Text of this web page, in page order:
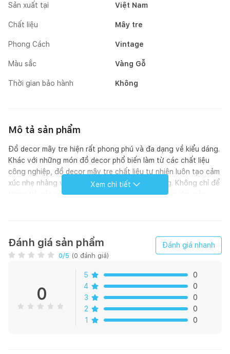
Sản xuất tại Việt Nam
Chất liệu Mây tre
Phong Cách Vintage
Màu sắc Vàng Gỗ
Thời gian bảo hành Không
Mô tả sản phẩm
Đồ decor mây tre hiện rất phong phú và đa dạng về kiểu dáng.
Khác với những món đồ decor phổ biến làm từ các chất liệu
công nghiệp, đồ decor mây tre chất liệu tự nhiên luôn tạo cảm
xúc nhẹ nhàng và an nhiên cho không gian sống. Không chỉ để
trang trí, các sản phẩm decor còn có thể sử dụng cho các
dễ dàng. Nhưng với đồ decor mây tre, bạn đã có thể đem đến
một cách bài trí có chiều sâu và níu lại cảm xúc ngày càng ít ỏi
10 LÝ DO NÊN CHỌN NỘI THẤT MÂY TRE TẠI ĐAN TRÀ
- Sản phẩm chất lượng cao nhất trên thị trường
Xem chi tiết
Đánh giá sản phẩm
0/5 (0 đánh giá)
Đánh giá nhanh
0
5
0
4
0
3
0
2
0
1
0